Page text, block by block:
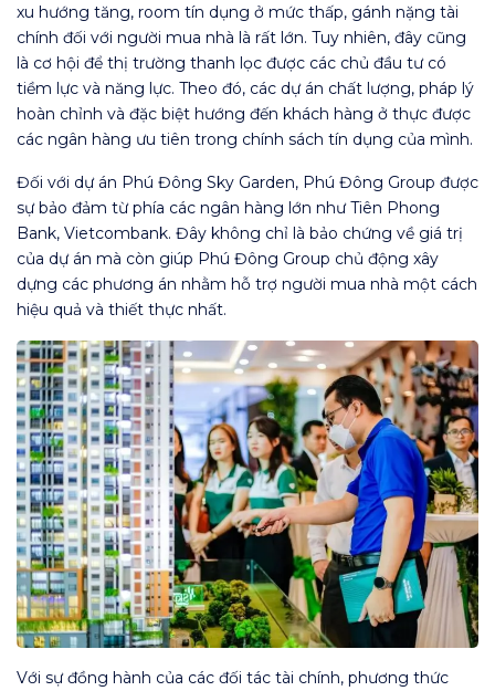
xu hướng tăng, room tín dụng ở mức thấp, gánh nặng tài
chính đối với người mua nhà là rất lớn. Tuy nhiên, đây cũng
là cơ hội để thị trường thanh lọc được các chủ đầu tư có
tiềm lực và năng lực. Theo đó, các dự án chất lượng, pháp lý
hoàn chỉnh và đặc biệt hướng đến khách hàng ở thực được
các ngân hàng ưu tiên trong chính sách tín dụng của mình.
Đối với dự án Phú Đông Sky Garden, Phú Đông Group được
sự bảo đảm từ phía các ngân hàng lớn như Tiên Phong
Bank, Vietcombank. Đây không chỉ là bảo chứng về giá trị
của dự án mà còn giúp Phú Đông Group chủ động xây
dựng các phương án nhằm hỗ trợ người mua nhà một cách
hiệu quả và thiết thực nhất.
Với sự đồng hành của các đối tác tài chính, phương thức